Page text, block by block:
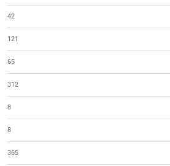
42
121
65
312
8
8
365